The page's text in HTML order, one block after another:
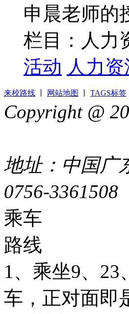
申晨老师的
栏目：人
活动 人力
来校路线 网站地图 TAGS标签
Copyright @
地址：中国广
0756-3361508
乘车
路线
1、乘坐9、23
车，正对面即